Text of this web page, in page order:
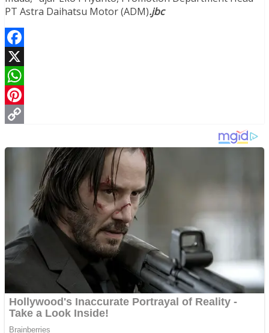
PT Astra Daihatsu Motor (ADM).jbc
Facebook
X
WhatsApp
Pinterest
Link